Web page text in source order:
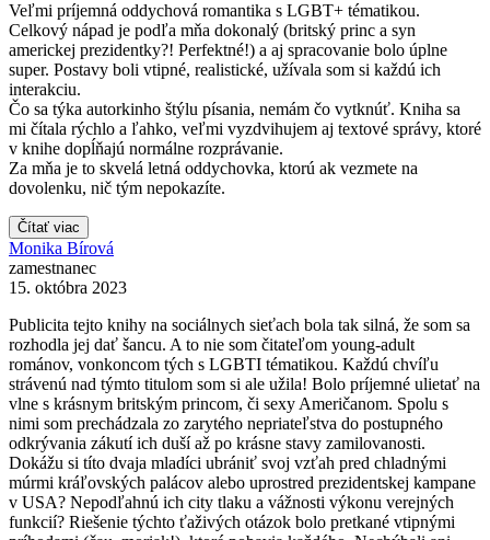
Veľmi príjemná oddychová romantika s LGBT+ tématikou.
Celkový nápad je podľa mňa dokonalý (britský princ a syn
americkej prezidentky?! Perfektné!) a aj spracovanie bolo úplne
super. Postavy boli vtipné, realistické, užívala som si každú ich
interakciu.
Čo sa týka autorkinho štýlu písania, nemám čo vytknúť. Kniha sa
mi čítala rýchlo a ľahko, veľmi vyzdvihujem aj textové správy, ktoré
v knihe dopĺňajú normálne rozprávanie.
Za mňa je to skvelá letná oddychovka, ktorú ak vezmete na
dovolenku, nič tým nepokazíte.
Čítať viac
Monika Bírová
zamestnanec
15. októbra 2023
Publicita tejto knihy na sociálnych sieťach bola tak silná, že som sa
rozhodla jej dať šancu. A to nie som čitateľom young-adult
románov, vonkoncom tých s LGBTI tématikou. Každú chvíľu
strávenú nad týmto titulom som si ale užila! Bolo príjemné ulietať na
vlne s krásnym britským princom, či sexy Američanom. Spolu s
nimi som prechádzala zo zarytého nepriateľstva do postupného
odkrývania zákutí ich duší až po krásne stavy zamilovanosti.
Dokážu si títo dvaja mladíci ubrániť svoj vzťah pred chladnými
múrmi kráľovských palácov alebo uprostred prezidentskej kampane
v USA? Nepodľahnú ich city tlaku a vážnosti výkonu verejných
funkcií? Riešenie týchto ťaživých otázok bolo pretkané vtipnými